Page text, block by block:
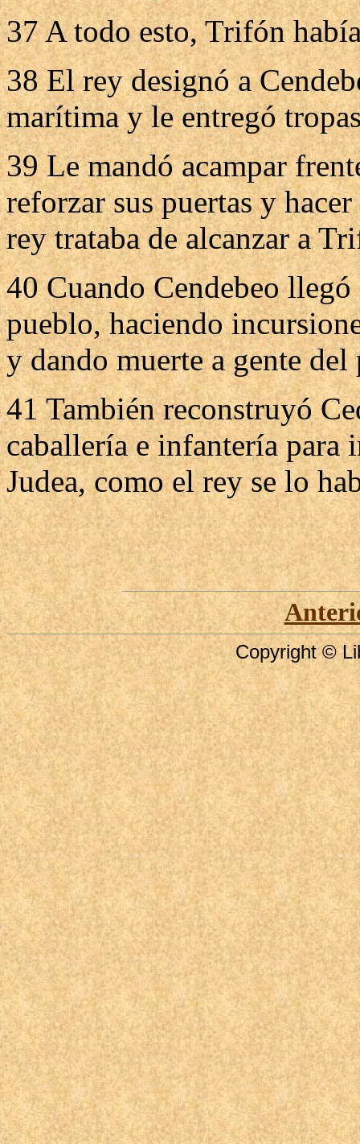
37 A todo esto, Trifón
38 El rey designó a
marítima y le entregó
39 Le mandó acampar
reforzar sus puertas y
rey trataba de alcanzar a
40 Cuando Cendebeo
pueblo, haciendo
y dando muerte a gente del
41 También reconstruyó
caballería e infantería para
Judea, como el rey se lo
Copyright ©